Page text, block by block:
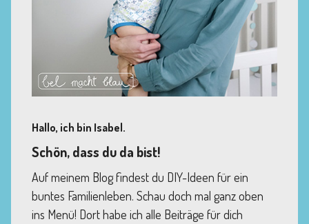
Hallo, ich bin Isabel.
Schön, dass du da bist!
Auf meinem Blog findest du DIY-Ideen für ein
buntes Familienleben. Schau doch mal ganz oben
ins Menü! Dort habe ich alle Beiträge für dich